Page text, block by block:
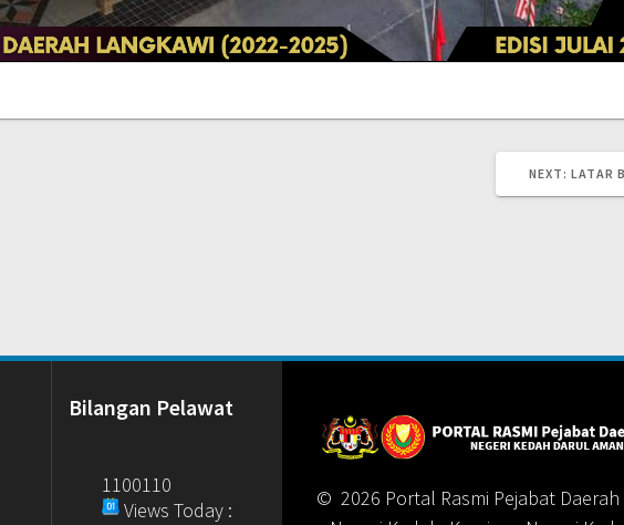
NEXT: NEXT
LATAR
Bilangan Pelawat
1100110
Views Today :
© 2026 Portal Rasmi Pejabat Daerah